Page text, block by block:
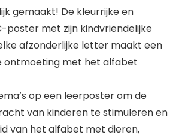
gemaakt! De kleurrijke en
poster met zijn kindvriendelijke
afzonderlijke letter maakt een
ontmoeting met het alfabet
op een leerposter om de
van kinderen te stimuleren en
van het alfabet met dieren,